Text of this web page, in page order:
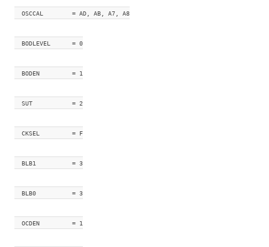
  OSCCAL	= AD, AB, A7, A8
  BODLEVEL  	= 0
  BODEN     	= 1
  SUT       	= 2
  CKSEL     	= F
  BLB1      	= 3
  BLB0      	= 3
  OCDEN     	= 1